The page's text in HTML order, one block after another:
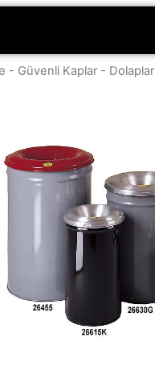
- Güvenli Kaplar - Dolaplar